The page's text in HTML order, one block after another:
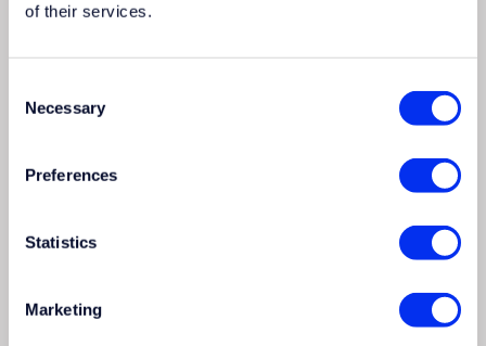
of their services.
Selection
Necessary
Preferences
Statistics
Marketing
Questions?
Yoek
Recruitment Advisor